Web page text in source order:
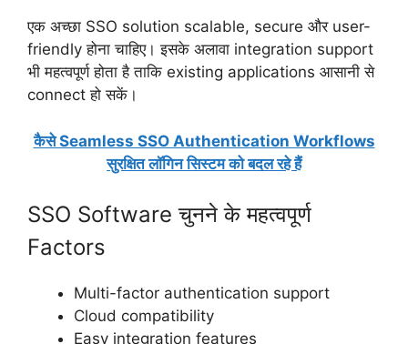
एक अच्छा SSO solution scalable, secure और user-
friendly होना चाहिए। इसके अलावा integration support
भी महत्वपूर्ण होता है ताकि existing applications आसानी से
connect हो सकें।
कैसे Seamless SSO Authentication Workflows
सुरक्षित लॉगिन सिस्टम को बदल रहे हैं
SSO Software चुनने के महत्वपूर्ण
Factors
Multi-factor authentication support
Cloud compatibility
Easy integration features